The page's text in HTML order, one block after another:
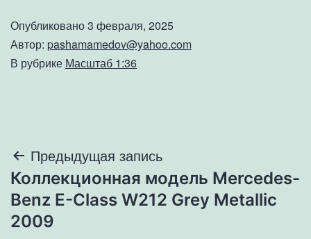
Опубликовано3 февраля, 2025
Автор: pashamamedov@yahoo.com
В рубрике Масштаб 1:36
Навигация
по
записям
Предыдущая запись
Коллекционная модель Mercedes-
Benz E-Class W212 Grey Metallic
2009